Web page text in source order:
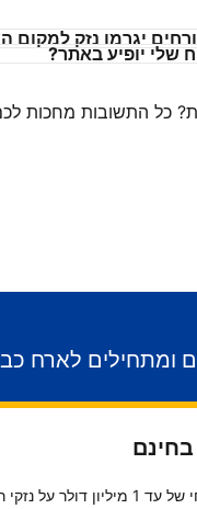
יגרמו נזק למקום
שלי יופיע באתר?
כל התשובות מחכות
ומתחילים לארח
דולר על נזקי רכוש